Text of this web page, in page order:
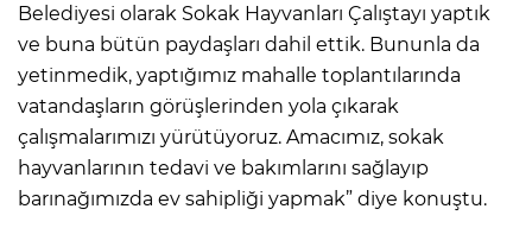
Belediyesi olarak Sokak Hayvanları Çalıştayı yaptık
ve buna bütün paydaşları dahil ettik. Bununla da
yetinmedik, yaptığımız mahalle toplantılarında
vatandaşların görüşlerinden yola çıkarak
çalışmalarımızı yürütüyoruz. Amacımız, sokak
hayvanlarının tedavi ve bakımlarını sağlayıp
barınağımızda ev sahipliği yapmak” diye konuştu.